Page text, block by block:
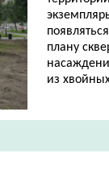
плану
из